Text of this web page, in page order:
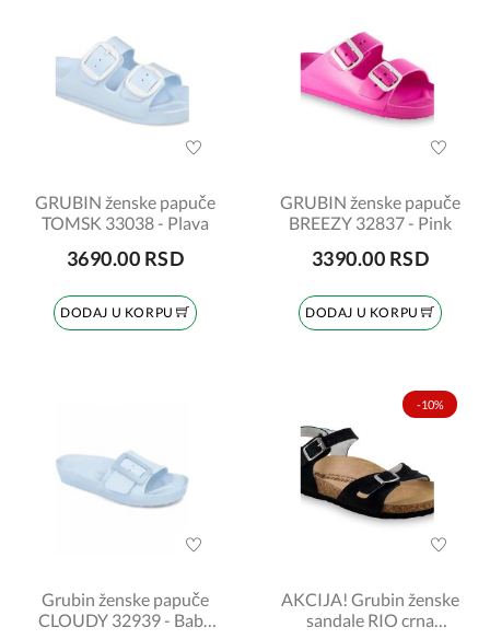
GRUBIN ženske papuče
TOMSK 33038 - Plava
3690.00 RSD
DODAJ U KORPU
GRUBIN ženske papuče
BREEZY 32837 - Pink
3390.00 RSD
DODAJ U KORPU
Grubin ženske papuče
CLOUDY 32939 - Baby
-10%
AKCIJA! Grubin ženske
sandale RIO crna